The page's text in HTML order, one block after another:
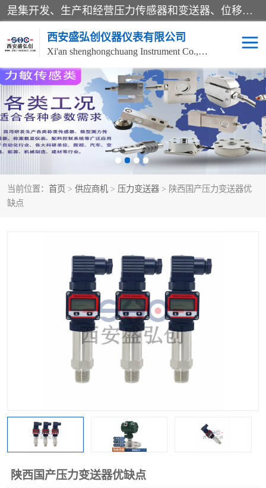
是集开发、生产和经营压力传感器和变送器、位移传感器和变送器、流量传感器和变送器、称重传感器和变送器、测力传感器和变送器、温湿度传感器和变送器、扭矩传感器、智能数显控制仪表等产品的化高新技术企业。
西安盛弘创仪器仪表有限公司
Xi'an shenghongchuang Instrument Co., Ltd
当前位置： 首页 > 供应商机 > 压力变送器 > 陕西国产压力变送器优
缺点
陕西国产压力变送器优缺点
称重传感器 超声波流量计
压力变送器 通用型压力变送器
流量计
位移传感器 差压变送器